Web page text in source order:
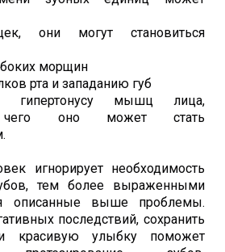
они могут становиться
морщин
рта и западанию губ
гипертонусу мышц лица,
чего оно может стать
игнорирует необходимость
тем более выраженными
описанные выше проблемы.
последствий, сохранить
красивую улыбку поможет